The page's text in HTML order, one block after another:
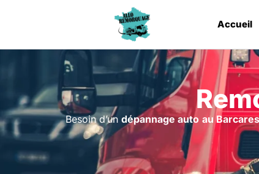
Accueil
Besoin d’un dépannage auto au Barcares